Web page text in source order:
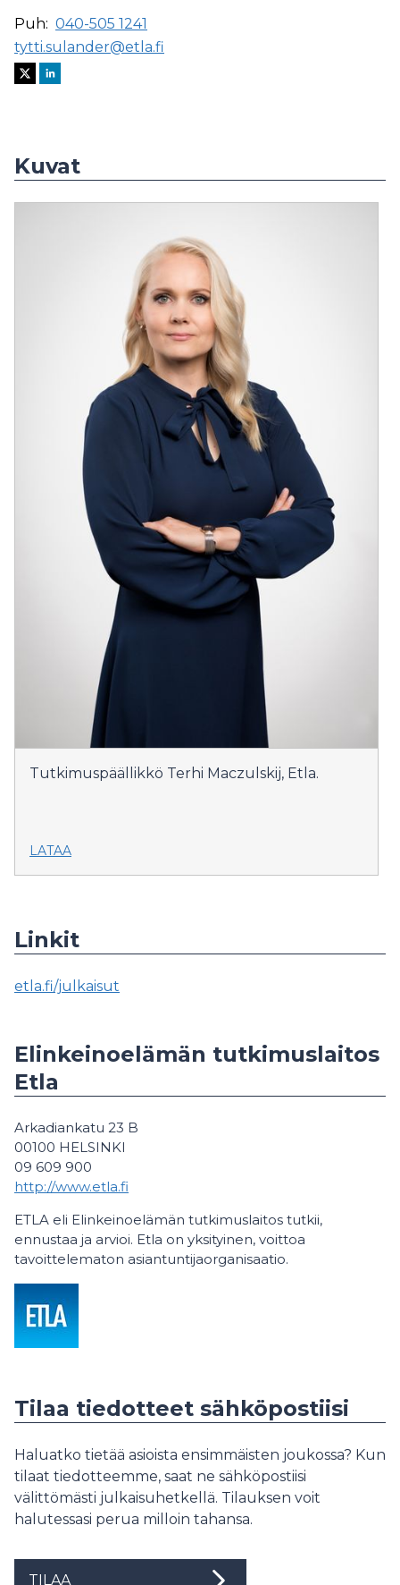
Puh: 040-505 1241
tytti.sulander@etla.fi
Kuvat
Tutkimuspäällikkö Terhi Maczulskij, Etla.
LATAA
Linkit
etla.fi/julkaisut
Elinkeinoelämän tutkimuslaitos
Etla
Arkadiankatu 23 B
00100 HELSINKI
09 609 900
http://www.etla.fi
ETLA eli Elinkeinoelämän tutkimuslaitos tutkii,
ennustaa ja arvioi. Etla on yksityinen, voittoa
tavoittelematon asiantuntijaorganisaatio.
Tilaa tiedotteet sähköpostiisi
Haluatko tietää asioista ensimmäisten joukossa? Kun
tilaat tiedotteemme, saat ne sähköpostiisi
välittömästi julkaisuhetkellä. Tilauksen voit
halutessasi perua milloin tahansa.
TILAA